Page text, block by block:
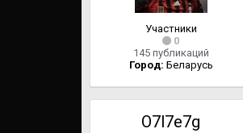
Участники
0
145 публикаций
Город: Беларусь
O7l7e7g